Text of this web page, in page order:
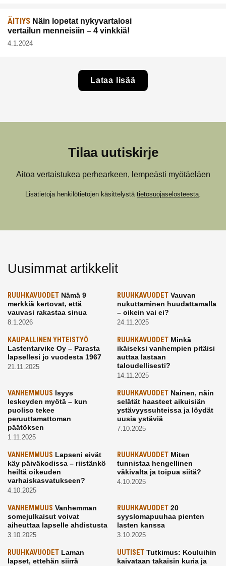
ÄITIYS Näin lopetat nykyvartalosi
vertailun menneisiin – 4 vinkkiä!
4.1.2024
Lataa lisää
Tilaa uutiskirje
Aitoa vertaistukea perhearkeen, lempeästi myötäeläen
Lisätietoja henkilötietojen käsittelystä tietosuojaselosteesta.
Uusimmat artikkelit
RUUHKAVUODET Nämä 9
merkkiä kertovat, että
vauvasi rakastaa sinua
8.1.2026
RUUHKAVUODETVauvan
nukuttaminen huudattamalla
– oikein vai ei?
24.11.2025
KAUPALLINEN YHTEISTYÖ
Lastentarvike Oy – Parasta
lapsellesi jo vuodesta 1967
21.11.2025
RUUHKAVUODETMinkä
ikäiseksi vanhempien pitäisi
auttaa lastaan
taloudellisesti?
14.11.2025
VANHEMMUUS Isyys
leskeyden myötä – kun
puoliso tekee
peruuttamattoman
päätöksen
1.11.2025
RUUHKAVUODETNainen, näin
selätät haasteet aikuisiän
ystävyyssuhteissa ja löydät
uusia ystäviä
7.10.2025
VANHEMMUUS Lapseni eivät
käy päiväkodissa – riistänkö
heiltä oikeuden
varhaiskasvatukseen?
4.10.2025
RUUHKAVUODETMiten
tunnistaa hengellinen
väkivalta ja toipua siitä?
4.10.2025
VANHEMMUUS Vanhemman
somejulkaisut voivat
aiheuttaa lapselle ahdistusta
3.10.2025
RUUHKAVUODET20
syyslomapuuhaa pienten
lasten kanssa
3.10.2025
RUUHKAVUODET Laman
lapset, ettehän siirrä
UUTISETTutkimus: Kouluihin
kaivataan takaisin kuria ja